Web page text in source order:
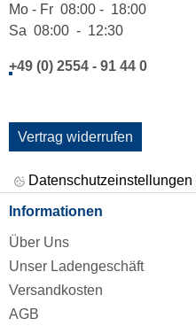
Mo - Fr 08:00 - 18:00
Sa 08:00 - 12:30
+49 (0) 2554 - 91 44 0
Vertrag widerrufen
Datenschutzeinstellungen
Informationen
Über Uns
Unser Ladengeschäft
Versandkosten
AGB